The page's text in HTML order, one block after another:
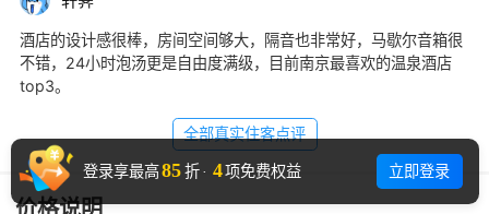
登录享最高85折 · 4项免费权益 立即登录
酒店的设计感很棒，房间空间够大，隔音也非常好，马歇尔音箱很
不错，24小时泡汤更是自由度满级，目前南京最喜欢的温泉酒店
top3。
全部真实住客点评
价格说明